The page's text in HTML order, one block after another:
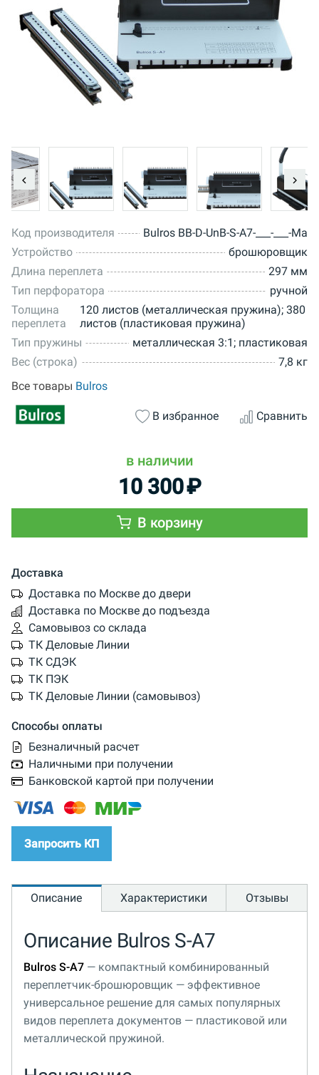
Код производителя
Bulros BB-D-UnB-S-A7-___-___-Ma
Устройство
брошюровщик
Длина переплета
297 мм
Тип перфоратора
ручной
Толщина
переплета
120 листов (металлическая пружина); 380
листов (пластиковая пружина)
Тип пружины
металлическая 3:1; пластиковая
Вес (строка)
7,8 кг
Все товары Bulros
В избранное Сравнить
в наличии
10 300₽
В корзину
Доставка
Доставка по Москве до двери
Доставка по Москве до подъезда
Самовывоз со склада
ТК Деловые Линии
ТК СДЭК
ТК ПЭК
ТК Деловые Линии (самовывоз)
Способы оплаты
Безналичный расчет
Наличными при получении
Банковской картой при получении
Запросить КП
Описание Характеристики Отзывы
Описание Bulros S-A7
Bulros S-A7 — компактный комбинированный
переплетчик-брошюровщик — эффективное
универсальное решение для самых популярных
видов переплета документов — пластиковой или
металлической пружиной.